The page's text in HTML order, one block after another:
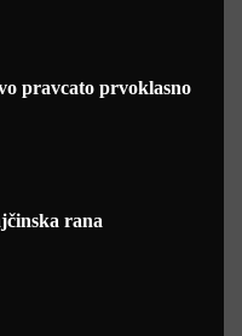
pravcato prvoklasno
rana